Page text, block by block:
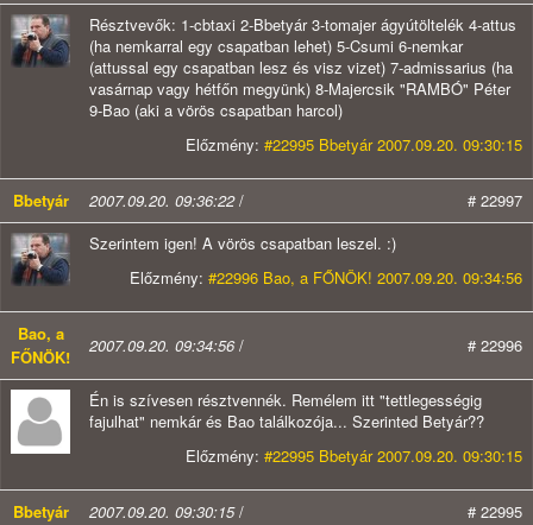
Résztvevők: 1-cbtaxi 2-Bbetyár 3-tomajer ágyútöltelék 4-attus
(ha nemkarral egy csapatban lehet) 5-Csumi 6-nemkar
(attussal egy csapatban lesz és visz vizet) 7-admissarius (ha
vasárnap vagy hétfőn megyünk) 8-Majercsik "RAMBÓ" Péter
9-Bao (aki a vörös csapatban harcol)
Előzmény: #22995 Bbetyár 2007.09.20. 09:30:15
Bbetyár 2007.09.20. 09:36:22/
# 22997
Szerintem igen! A vörös csapatban leszel. :)
Előzmény: #22996 Bao, a FŐNÖK! 2007.09.20. 09:34:56
Bao, a
FŐNÖK!
2007.09.20. 09:34:56/ # 22996
Én is szívesen résztvennék. Remélem itt "tettlegességig
fajulhat" nemkár és Bao találkozója... Szerinted Betyár??
Előzmény: #22995 Bbetyár 2007.09.20. 09:30:15
Bbetyár 2007.09.20. 09:30:15/
# 22995